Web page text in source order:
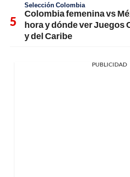
Selección Colombia
Colombia femenina vs
hora y dónde ver Juegos
y del Caribe
PUBLICIDAD